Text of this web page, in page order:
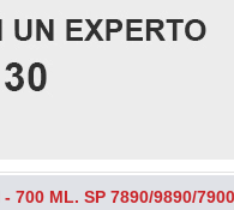
700 ML. SP 7890/9890/